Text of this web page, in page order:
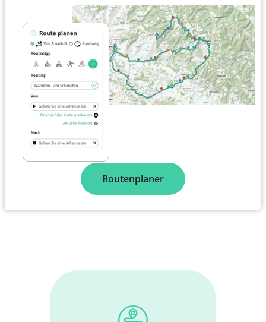
Routenplaner